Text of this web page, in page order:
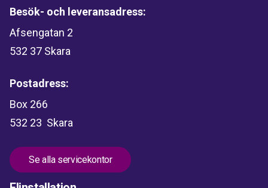
Besök- och leveransadress:
Afsengatan 2
532 37 Skara
Postadress:
Box 266
532 23 Skara
Se alla servicekontor